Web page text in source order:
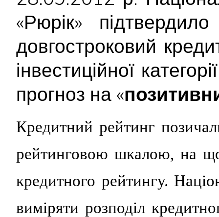
«Рюрік»
довгостроковий
інвестиційної
прогноз на «
Кредитний рейтинг
рейтинговою шкалою, на
кредитного рейтингу.
виміряти розподіл